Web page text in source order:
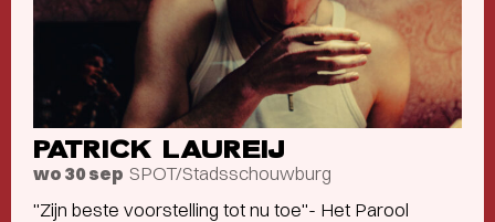
PATRICK LAUREIJ
wo 30 sep SPOT/Stadsschouwburg
"Zijn beste voorstelling tot nu toe"- Het Parool